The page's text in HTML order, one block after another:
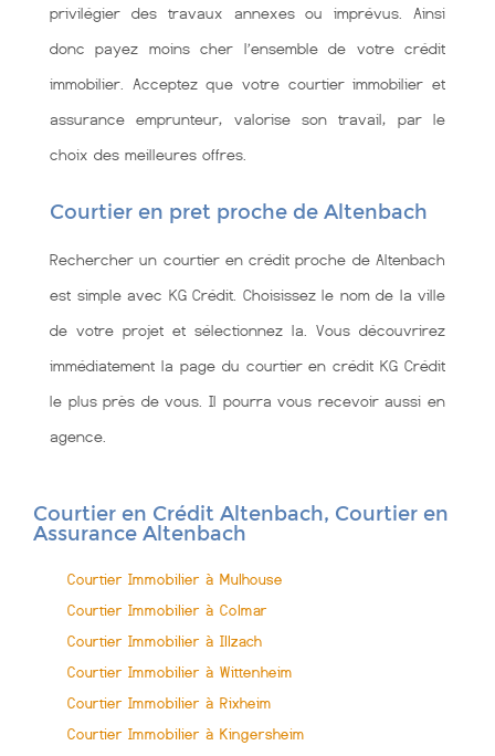
privilégier des travaux annexes ou imprévus. Ainsi
donc payez moins cher l’ensemble de votre crédit
immobilier. Acceptez que votre courtier immobilier et
assurance emprunteur, valorise son travail, par le
choix des meilleures offres.
Courtier en pret proche de Altenbach
Rechercher un courtier en crédit proche de Altenbach
est simple avec KG Crédit. Choisissez le nom de la ville
de votre projet et sélectionnez la. Vous découvrirez
immédiatement la page du courtier en crédit KG Crédit
le plus près de vous. Il pourra vous recevoir aussi en
agence.
Courtier en Crédit Altenbach, Courtier en
Assurance Altenbach
Courtier Immobilier à Mulhouse
Courtier Immobilier à Colmar
Courtier Immobilier à Illzach
Courtier Immobilier à Wittenheim
Courtier Immobilier à Rixheim
Courtier Immobilier à Kingersheim